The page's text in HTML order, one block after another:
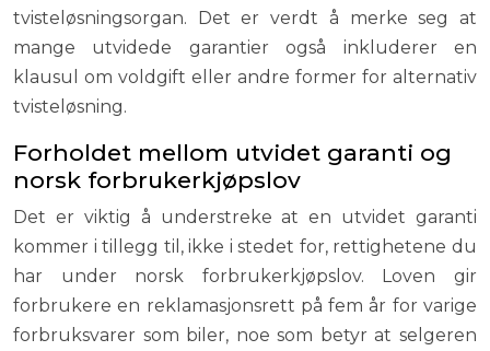
tvisteløsningsorgan. Det er verdt å merke seg at
mange utvidede garantier også inkluderer en
klausul om voldgift eller andre former for alternativ
tvisteløsning.
Forholdet mellom utvidet garanti og
norsk forbrukerkjøpslov
Det er viktig å understreke at en utvidet garanti
kommer i tillegg til, ikke i stedet for, rettighetene du
har under norsk forbrukerkjøpslov. Loven gir
forbrukere en reklamasjonsrett på fem år for varige
forbruksvarer som biler, noe som betyr at selgeren